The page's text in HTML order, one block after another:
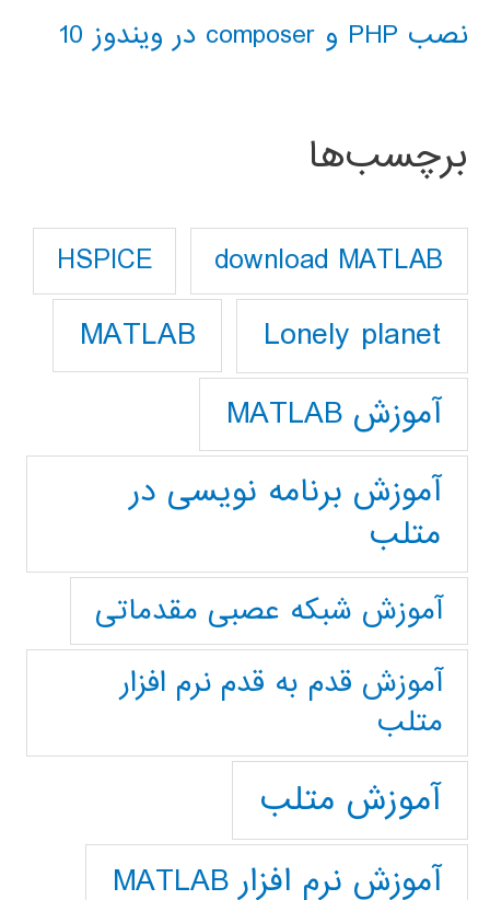
نصب PHP و composer در ویندوز 10
برچسب‌ها
download MATLAB
HSPICE
Lonely planet
MATLAB
آموزش MATLAB
آموزش برنامه نویسی در
متلب
آموزش شبکه عصبی مقدماتی
آموزش قدم به قدم نرم افزار
متلب
آموزش متلب
آموزش نرم افزار MATLAB